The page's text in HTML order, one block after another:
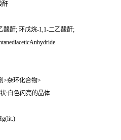
酐
酸酐; 环戊烷-1,1-二乙酸酐;
>杂环化合物>
:白色闪亮的晶体